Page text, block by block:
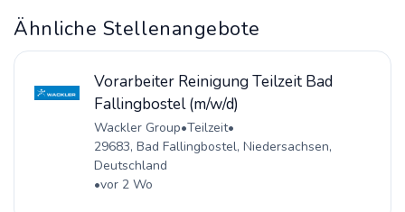
Ähnliche Stellenangebote
Vorarbeiter Reinigung Teilzeit Bad
Fallingbostel (m/w/d)
Wackler Group•Teilzeit•
29683, Bad Fallingbostel, Niedersachsen,
Deutschland
•vor 2 Wo